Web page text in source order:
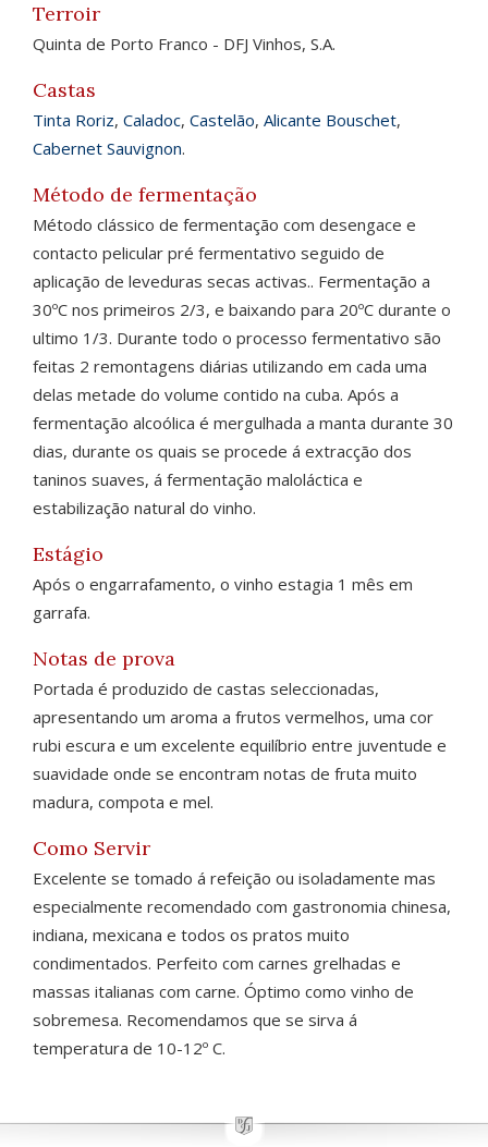
Terroir
Quinta de Porto Franco - DFJ Vinhos, S.A.
Castas
Tinta Roriz, Caladoc, Castelão, Alicante Bouschet,
Cabernet Sauvignon.
Método de fermentação
Método clássico de fermentação com desengace e
contacto pelicular pré fermentativo seguido de
aplicação de leveduras secas activas.. Fermentação a
30ºC nos primeiros 2/3, e baixando para 20ºC durante o
ultimo 1/3. Durante todo o processo fermentativo são
feitas 2 remontagens diárias utilizando em cada uma
delas metade do volume contido na cuba. Após a
fermentação alcoólica é mergulhada a manta durante 30
dias, durante os quais se procede á extracção dos
taninos suaves, á fermentação maloláctica e
estabilização natural do vinho.
Estágio
Após o engarrafamento, o vinho estagia 1 mês em
garrafa.
Notas de prova
Portada é produzido de castas seleccionadas,
apresentando um aroma a frutos vermelhos, uma cor
rubi escura e um excelente equilíbrio entre juventude e
suavidade onde se encontram notas de fruta muito
madura, compota e mel.
Como Servir
Excelente se tomado á refeição ou isoladamente mas
especialmente recomendado com gastronomia chinesa,
indiana, mexicana e todos os pratos muito
condimentados. Perfeito com carnes grelhadas e
massas italianas com carne. Óptimo como vinho de
sobremesa. Recomendamos que se sirva á
temperatura de 10-12º C.